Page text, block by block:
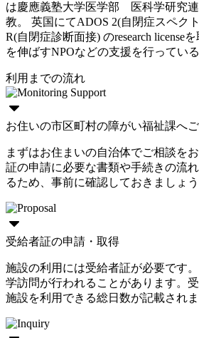
は慶應義塾大学医学部 医科学研究
教。 英国にてADOS 2(自閉症スペク
R(自閉症診断面接) のresearch license
を伸ばすNPOなどの支援を行っている
利用までの流れ
お住いの市区町村の障がい福祉課へ
まずはお住まいの自治体でご相談を
証の申請に必要な書類や手続きの流
るため、事前に確認しておきましょう
受給者証の申請・取得
施設の利用には受給者証が必要です
学訪問が行われることがあります。
施設を利用できる総日数が記載され